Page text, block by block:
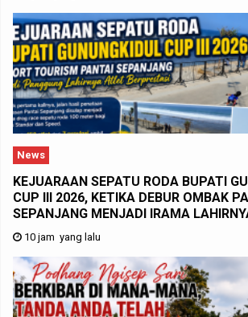
News
KEJUARAAN SEPATU RODA BUPATI
CUP III 2026, KETIKA DEBUR OMBAK
SEPANJANG MENJADI IRAMA
10 jam yang lalu